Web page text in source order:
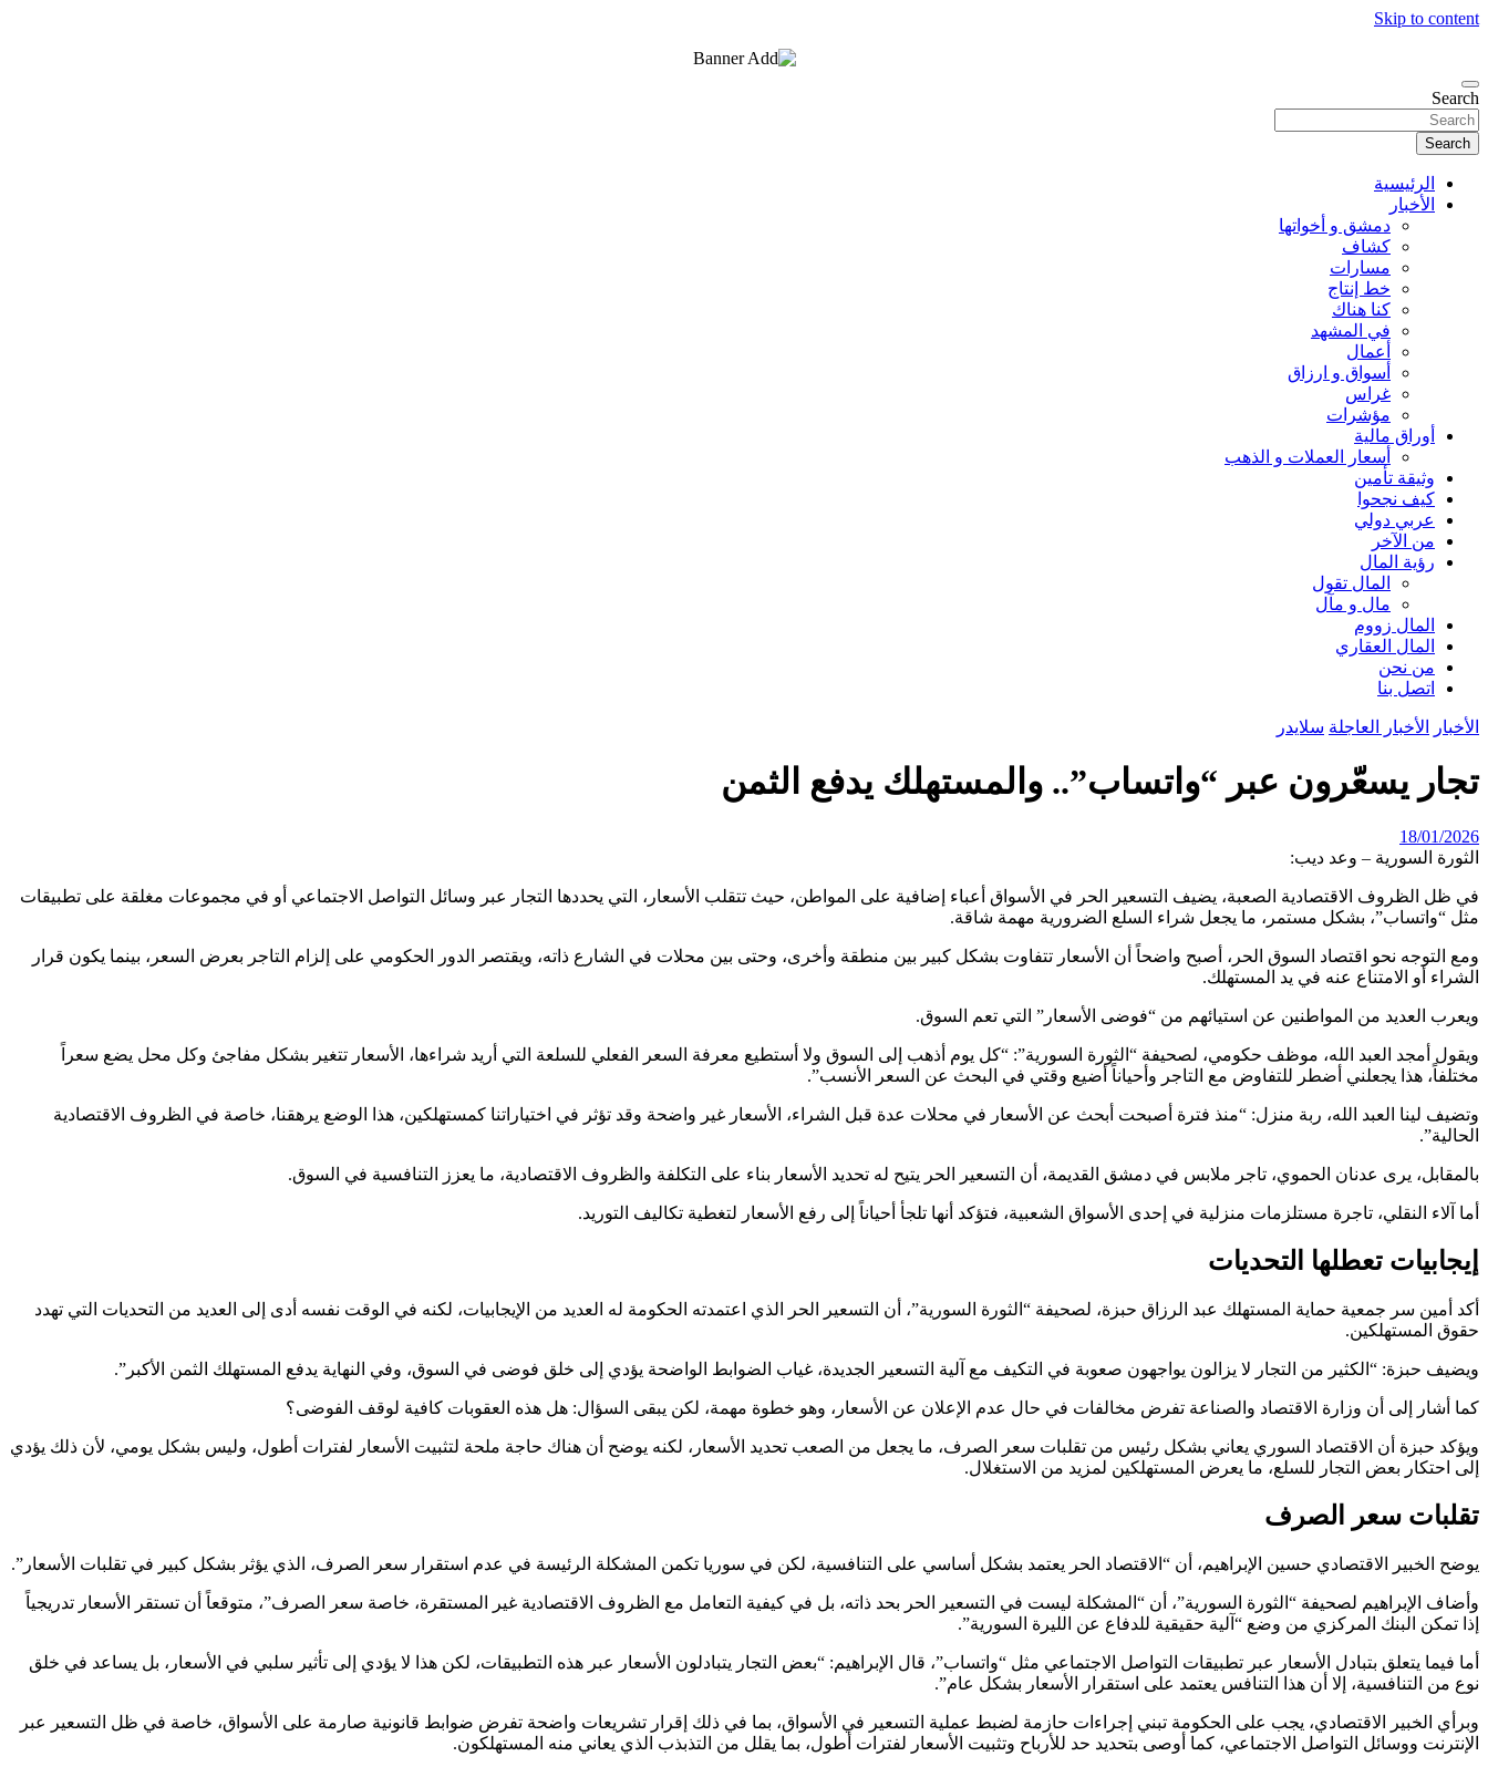
Skip to content
Search
Search
الرئيسية
الأخبار
دمشق و أخواتها
كشاف
مسارات
خط إنتاج
كنا هناك
في المشهد
أعمال
أسواق و ارزاق
غراس
مؤشرات
أوراق مالية
أسعار العملات و الذهب
وثيقة تأمين
كيف نجحوا
عربي دولي
من الآخر
رؤية المال
المال تقول
مال و مآل
المال زووم
المال العقاري
من نحن
اتصل بنا
الأخبار الأخبار العاجلة سلايدر
تجار يسعّرون عبر “واتساب”.. والمستهلك يدفع الثمن
18/01/2026
الثورة السورية – وعد ديب:
في ظل الظروف الاقتصادية الصعبة، يضيف التسعير الحر في الأسواق أعباء إضافية على المواطن، حيث تتقلب الأسعار، التي يحددها التجار عبر وسائل التواصل الاجتماعي أو في مجموعات مغلقة على تطبيقات
مثل “واتساب”، بشكل مستمر، ما يجعل شراء السلع الضرورية مهمة شاقة.
ومع التوجه نحو اقتصاد السوق الحر، أصبح واضحاً أن الأسعار تتفاوت بشكل كبير بين منطقة وأخرى، وحتى بين محلات في الشارع ذاته، ويقتصر الدور الحكومي على إلزام التاجر بعرض السعر، بينما يكون قرار
الشراء أو الامتناع عنه في يد المستهلك.
ويعرب العديد من المواطنين عن استيائهم من “فوضى الأسعار” التي تعم السوق.
ويقول أمجد العبد الله، موظف حكومي، لصحيفة “الثورة السورية”: “كل يوم أذهب إلى السوق ولا أستطيع معرفة السعر الفعلي للسلعة التي أريد شراءها، الأسعار تتغير بشكل مفاجئ وكل محل يضع سعراً
مختلفاً، هذا يجعلني أضطر للتفاوض مع التاجر وأحياناً أضيع وقتي في البحث عن السعر الأنسب”.
وتضيف لينا العبد الله، ربة منزل: “منذ فترة أصبحت أبحث عن الأسعار في محلات عدة قبل الشراء، الأسعار غير واضحة وقد تؤثر في اختياراتنا كمستهلكين، هذا الوضع يرهقنا، خاصة في الظروف الاقتصادية
الحالية”.
بالمقابل، يرى عدنان الحموي، تاجر ملابس في دمشق القديمة، أن التسعير الحر يتيح له تحديد الأسعار بناء على التكلفة والظروف الاقتصادية، ما يعزز التنافسية في السوق.
أما آلاء النقلي، تاجرة مستلزمات منزلية في إحدى الأسواق الشعبية، فتؤكد أنها تلجأ أحياناً إلى رفع الأسعار لتغطية تكاليف التوريد.
إيجابيات تعطلها التحديات
أكد أمين سر جمعية حماية المستهلك عبد الرزاق حبزة، لصحيفة “الثورة السورية”، أن التسعير الحر الذي اعتمدته الحكومة له العديد من الإيجابيات، لكنه في الوقت نفسه أدى إلى العديد من التحديات التي تهدد
حقوق المستهلكين.
ويضيف حبزة: “الكثير من التجار لا يزالون يواجهون صعوبة في التكيف مع آلية التسعير الجديدة، غياب الضوابط الواضحة يؤدي إلى خلق فوضى في السوق، وفي النهاية يدفع المستهلك الثمن الأكبر”.
كما أشار إلى أن وزارة الاقتصاد والصناعة تفرض مخالفات في حال عدم الإعلان عن الأسعار، وهو خطوة مهمة، لكن يبقى السؤال: هل هذه العقوبات كافية لوقف الفوضى؟
ويؤكد حبزة أن الاقتصاد السوري يعاني بشكل رئيس من تقلبات سعر الصرف، ما يجعل من الصعب تحديد الأسعار، لكنه يوضح أن هناك حاجة ملحة لتثبيت الأسعار لفترات أطول، وليس بشكل يومي، لأن ذلك يؤدي
إلى احتكار بعض التجار للسلع، ما يعرض المستهلكين لمزيد من الاستغلال.
تقلبات سعر الصرف
يوضح الخبير الاقتصادي حسين الإبراهيم، أن “الاقتصاد الحر يعتمد بشكل أساسي على التنافسية، لكن في سوريا تكمن المشكلة الرئيسة في عدم استقرار سعر الصرف، الذي يؤثر بشكل كبير في تقلبات الأسعار”.
وأضاف الإبراهيم لصحيفة “الثورة السورية”، أن “المشكلة ليست في التسعير الحر بحد ذاته، بل في كيفية التعامل مع الظروف الاقتصادية غير المستقرة، خاصة سعر الصرف”، متوقعاً أن تستقر الأسعار تدريجياً
إذا تمكن البنك المركزي من وضع “آلية حقيقية للدفاع عن الليرة السورية”.
أما فيما يتعلق بتبادل الأسعار عبر تطبيقات التواصل الاجتماعي مثل “واتساب”، قال الإبراهيم: “بعض التجار يتبادلون الأسعار عبر هذه التطبيقات، لكن هذا لا يؤدي إلى تأثير سلبي في الأسعار، بل يساعد في خلق
نوع من التنافسية، إلا أن هذا التنافس يعتمد على استقرار الأسعار بشكل عام”.
وبرأي الخبير الاقتصادي، يجب على الحكومة تبني إجراءات حازمة لضبط عملية التسعير في الأسواق، بما في ذلك إقرار تشريعات واضحة تفرض ضوابط قانونية صارمة على الأسواق، خاصة في ظل التسعير عبر
الإنترنت ووسائل التواصل الاجتماعي، كما أوصى بتحديد حد للأرباح وتثبيت الأسعار لفترات أطول، بما يقلل من التذبذب الذي يعاني منه المستهلكون.